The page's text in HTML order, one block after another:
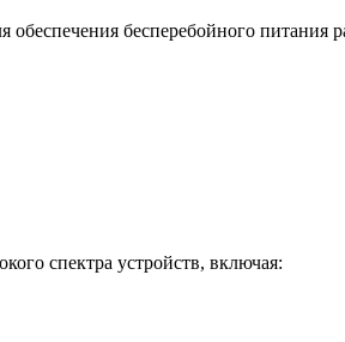
бесперебойного питания
спектра устройств, включая: